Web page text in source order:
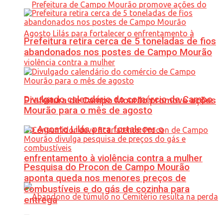
Prefeitura de Campo Mourão promove ações
do Agosto Lilás para fortalecer o
enfrentamento à violência contra a mulher
Prefeitura retira cerca de 5 toneladas de fios
abandonados nos postes de Campo Mourão
Divulgado calendário do comércio de Campo
Mourão para o mês de agosto
Pesquisa do Procon de Campo Mourão
aponta queda nos menores preços de
combustíveis e do gás de cozinha para
entrega